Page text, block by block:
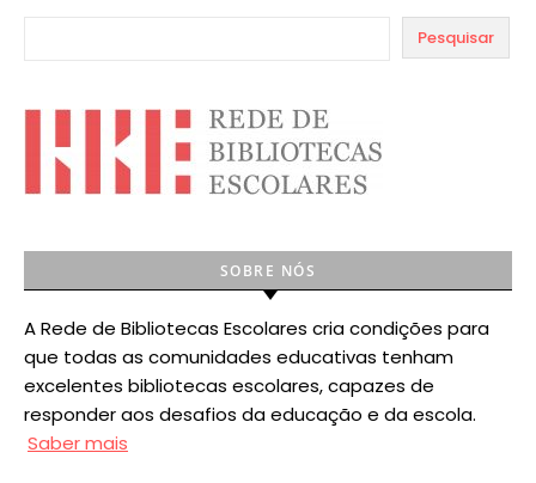
Pesquisar
SOBRE NÓS
A Rede de Bibliotecas Escolares cria condições para
que todas as comunidades educativas tenham
excelentes bibliotecas escolares, capazes de
responder aos desafios da educação e da escola.
Saber mais